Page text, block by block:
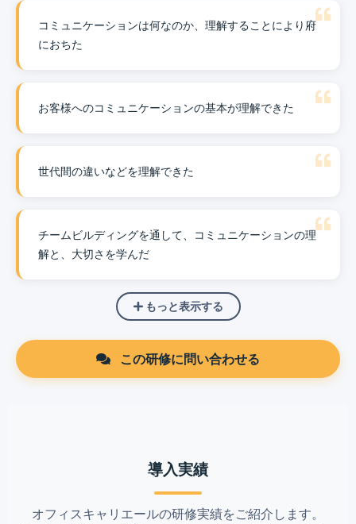
コミュニケーションは何なのか、理解することにより府
におちた
お客様へのコミュニケーションの基本が理解できた
世代間の違いなどを理解できた
チームビルディングを通して、コミュニケーションの理
解と、大切さを学んだ
もっと表示する
この研修に問い合わせる
導入実績
オフィスキャリエールの研修実績をご紹介します。